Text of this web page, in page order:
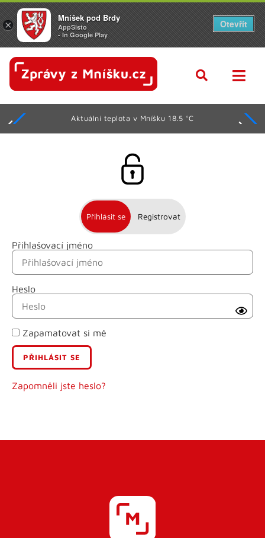
Aktuální teplota v Mníšku 18.5 °C
Přihlásit se Registrovat
Přihlašovací jméno
Heslo
Zapamatovat si mě
Zapomněli jste heslo?
Jméno
Příjmení
E-mail
Uživatelské jméno
×
Mníšek pod Brdy
AppSisto
- In Google Play
Otevřít